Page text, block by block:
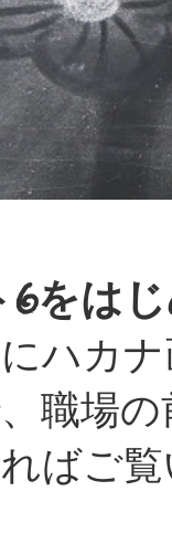
6をは
ハカ
職場
ばご